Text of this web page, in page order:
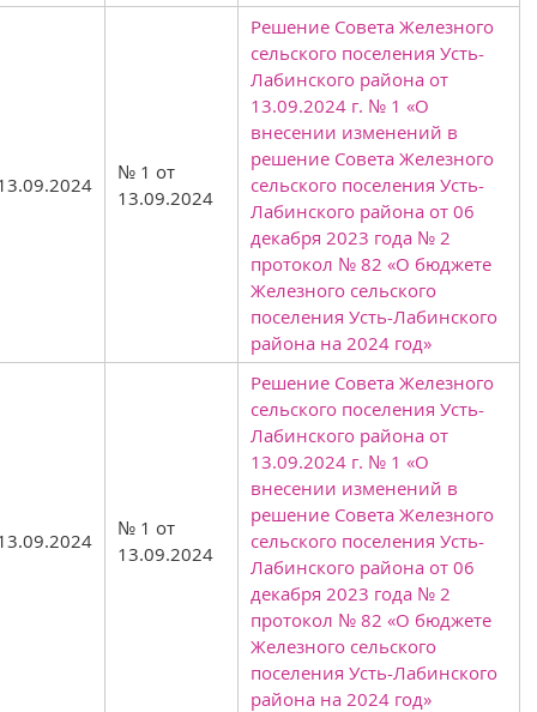
№ 1 от
13.09.2024
Решение Совета Железного
сельского поселения Усть-
Лабинского района от
13.09.2024 г. № 1 «О
внесении изменений в
решение Совета Железного
сельского поселения Усть-
Лабинского района от 06
декабря 2023 года № 2
протокол № 82 «О бюджете
Железного сельского
поселения Усть-Лабинского
района на 2024 год»
№ 1 от
13.09.2024
Решение Совета Железного
сельского поселения Усть-
Лабинского района от
13.09.2024 г. № 1 «О
внесении изменений в
решение Совета Железного
сельского поселения Усть-
Лабинского района от 06
декабря 2023 года № 2
протокол № 82 «О бюджете
Железного сельского
поселения Усть-Лабинского
района на 2024 год»